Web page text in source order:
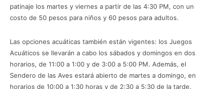
patinaje los martes y viernes a partir de las 4:30 PM, con un
costo de 50 pesos para niños y 60 pesos para adultos.
Las opciones acuáticas también están vigentes: los Juegos
Acuáticos se llevarán a cabo los sábados y domingos en dos
horarios, de 11:00 a 1:00 y de 3:00 a 5:00 PM. Además, el
Sendero de las Aves estará abierto de martes a domingo, en
horarios de 10:00 a 1:30 horas y de 2:30 a 5:30 de la tarde.